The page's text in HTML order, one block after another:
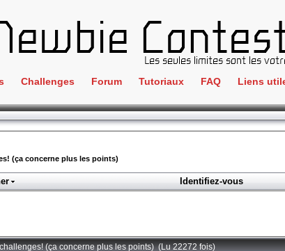
Challenges
Crackme
ClientSide
Forensics
Programmation
Forum Tutoriaux FAQ Liens
IRC
(ça concerne plus les points)
Identifiez-vous
(ça concerne plus les points) (Lu 22272 fois)